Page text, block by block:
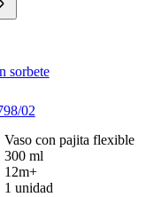
sorbete
02
Vaso con pajita flexible
300 ml
12m+
1 unidad